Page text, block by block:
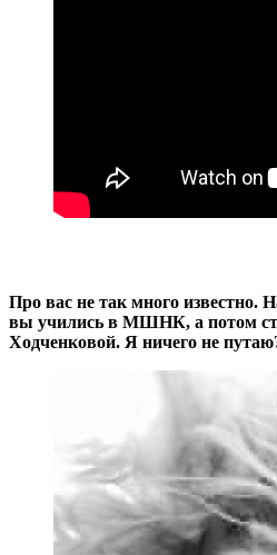
Про вас не так много известно.
вы учились в МШНК, а потом
Ходченковой. Я ничего не